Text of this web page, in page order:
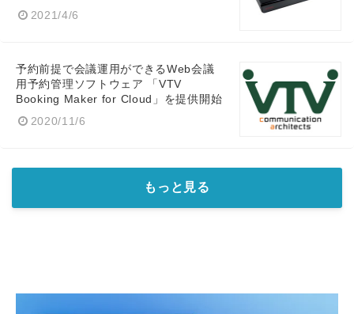
2021/4/6
予約前提で会議運用ができるWeb会議
用予約管理ソフトウェア 「VTV
Booking Maker for Cloud」を提供開始
2020/11/6
もっと見る